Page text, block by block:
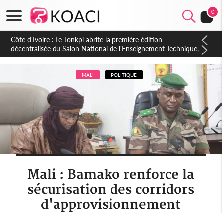
0
Côte d'Ivoire : PPA-CI, Gbagbo délègue une partie de ses
prérogatives de président à 05 cadres, vers sa retraite
politique ?
MALI POLITIQUE
Mali : Bamako renforce la
sécurisation des corridors
d'approvisionnement